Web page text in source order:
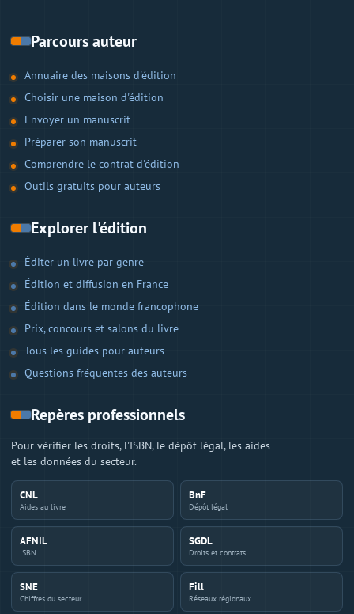
Parcours auteur
Annuaire des maisons d'édition
Choisir une maison d'édition
Envoyer un manuscrit
Préparer son manuscrit
Comprendre le contrat d'édition
Outils gratuits pour auteurs
Explorer l'édition
Éditer un livre par genre
Édition et diffusion en France
Édition dans le monde francophone
Prix, concours et salons du livre
Tous les guides pour auteurs
Questions fréquentes des auteurs
Repères professionnels
Pour vérifier les droits, l'ISBN, le dépôt légal, les aides
et les données du secteur.
CNL
Aides au livre
BnF
Dépôt légal
AFNIL
ISBN
SGDL
Droits et contrats
SNE
Chiffres du secteur
Fill
Réseaux régionaux